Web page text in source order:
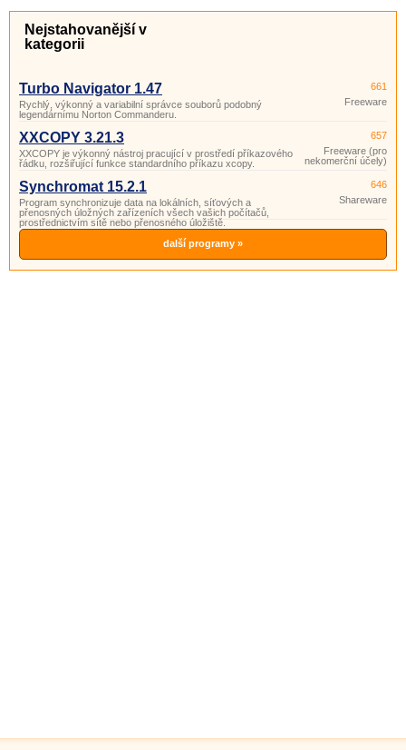
Nejstahovanější v
kategorii
Turbo Navigator 1.47
Rychlý, výkonný a variabilní správce souborů podobný
legendárnímu Norton Commanderu.
661
Freeware
XXCOPY 3.21.3
XXCOPY je výkonný nástroj pracující v prostředí příkazového
řádku, rozšiřující funkce standardního příkazu xcopy.
657
Freeware (pro
nekomerční účely)
Synchromat 15.2.1
Program synchronizuje data na lokálních, síťových a
přenosných úložných zařízeních všech vašich počítačů,
prostřednictvím sítě nebo přenosného úložiště.
646
Shareware
další programy »